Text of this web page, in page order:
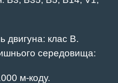
двигуна: клас B.
середовища:
м-коду.